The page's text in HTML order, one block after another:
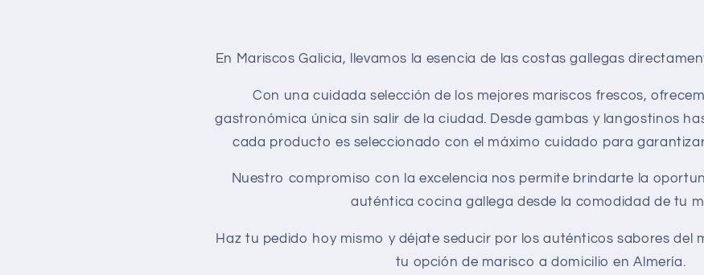
En Mariscos Galicia, llevamos la esencia de las costas gallegas
Con una cuidada selección de los mejores mariscos frescos,
gastronómica única sin salir de la ciudad. Desde gambas y langostinos
cada producto es seleccionado con el máximo cuidado para
Nuestro compromiso con la excelencia nos permite brindarte la
auténtica cocina gallega desde la comodidad de tu
Haz tu pedido hoy mismo y déjate seducir por los auténticos sabores del
tu opción de marisco a domicilio en Almería.